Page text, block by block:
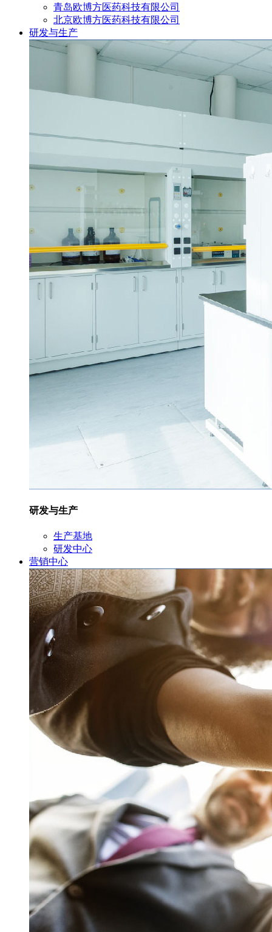
青岛欧博方医药科技有限公司
北京欧博方医药科技有限公司
研发与生产
研发与生产
生产基地
研发中心
营销中心